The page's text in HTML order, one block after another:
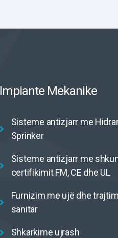
Impiante Mekanike
Sisteme antizjarr me
Sprinker
Sisteme antizjarr me
certifikimit FM, CE dhe UL
Furnizim me ujë dhe
sanitar
Shkarkime ujrash